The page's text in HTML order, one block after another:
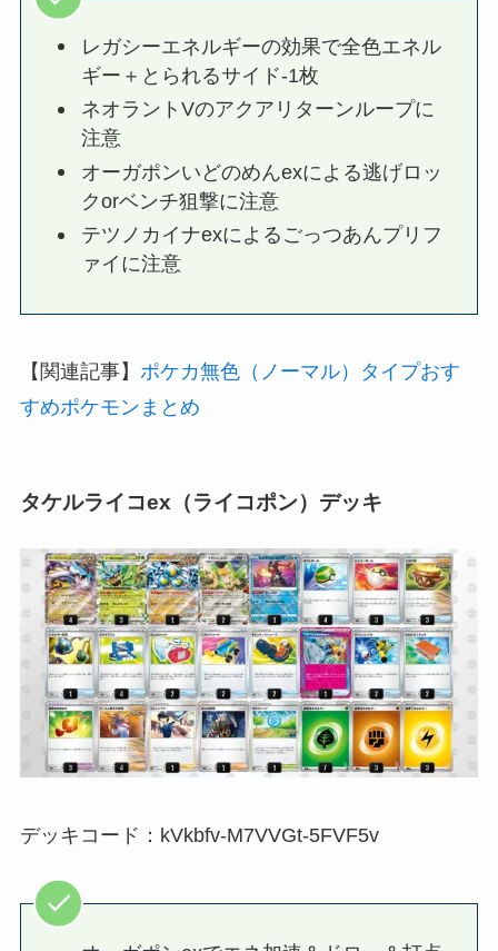
レガシーエネルギーの効果で全色エネル
ギー＋とられるサイド-1枚
ネオラントVのアクアリターンループに
注意
オーガポンいどのめんexによる逃げロッ
クorベンチ狙撃に注意
テツノカイナexによるごっつあんプリフ
ァイに注意
【関連記事】 ポケカ無色（ノーマル）タイプおす
すめポケモンまとめ
タケルライコex（ライコポン）デッキ
デッキコード：kVkbfv-M7VVGt-5FVF5v